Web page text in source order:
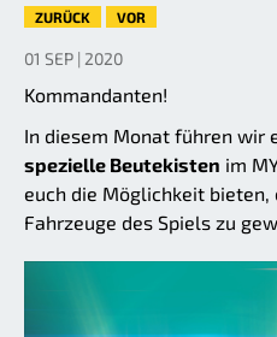
ZURÜCK VOR
01 SEP | 2020
Kommandanten!
In diesem Monat führen wir
spezielle Beutekisten im
euch die Möglichkeit
Fahrzeuge des Spiels zu